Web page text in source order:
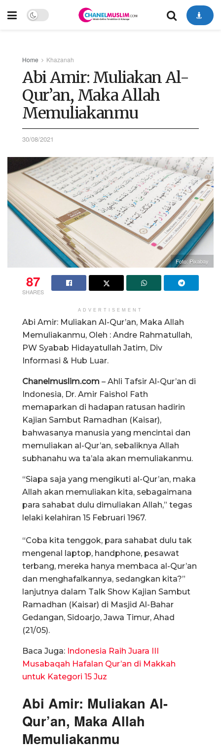
Home Khazanah
Abi Amir: Muliakan Al-
Qur’an, Maka Allah
Memuliakanmu
30/08/2021
Foto: Pixabay
87
SHARES
ADVERTISEMENT
Abi Amir: Muliakan Al-Qur’an, Maka Allah
Memuliakanmu, Oleh : Andre Rahmatullah,
PW Syabab Hidayatullah Jatim, Div
Informasi & Hub Luar.
Chanelmuslim.com – Ahli Tafsir Al-Qur’an di
Indonesia, Dr. Amir Faishol Fath
memaparkan di hadapan ratusan hadirin
Kajian Sambut Ramadhan (Kaisar),
bahwasanya manusia yang mencintai dan
memuliakan al-Qur’an, sebaliknya Allah
subhanahu wa ta’ala akan memuliakanmu.
“Siapa saja yang mengikuti al-Qur’an, maka
Allah akan memuliakan kita, sebagaimana
para sahabat dulu dimuliakan Allah,” tegas
lelaki kelahiran 15 Februari 1967.
“Coba kita tenggok, para sahabat dulu tak
mengenal laptop, handphone, pesawat
terbang, mereka hanya membaca al-Qur’an
dan menghafalkannya, sedangkan kita?”
lanjutnya dalam Talk Show Kajian Sambut
Ramadhan (Kaisar) di Masjid Al-Bahar
Gedangan, Sidoarjo, Jawa Timur, Ahad
(21/05).
Baca Juga: Indonesia Raih Juara III
Musabaqah Hafalan Qur’an di Makkah
untuk Kategori 15 Juz
Abi Amir: Muliakan Al-
Qur’an, Maka Allah
Memuliakanmu